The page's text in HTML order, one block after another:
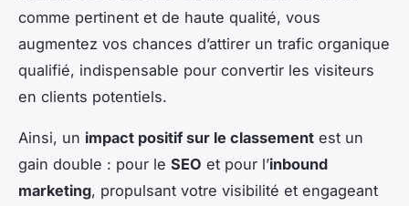
comme pertinent et de haute qualité, vous
augmentez vos chances d’attirer un trafic organique
qualifié, indispensable pour convertir les visiteurs
en clients potentiels.
Ainsi, un impact positif sur le classement est un
gain double : pour le SEO et pour l’inbound
marketing, propulsant votre visibilité et engageant